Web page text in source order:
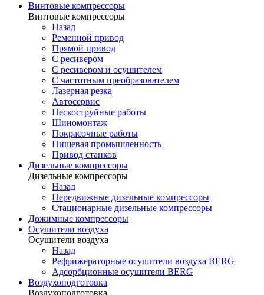
Винтовые компрессоры
Винтовые компрессоры
Назад
Ременной привод
Прямой привод
С ресивером
С ресивером и осушителем
С частотным преобразователем
Лазерная резка
Автосервис
Пескоструйные работы
Шиномонтаж
Покрасочные работы
Пищевая промышленность
Привод станков
Дизельные компрессоры
Дизельные компрессоры
Назад
Передвижные дизельные компрессоры
Стационарные дизельные компрессоры
Дожимные компрессоры
Осушители воздуха
Осушители воздуха
Назад
Рефрижераторные осушители воздуха BERG
Адсорбционные осушители BERG
Воздухоподготовка
Воздухоподготовка